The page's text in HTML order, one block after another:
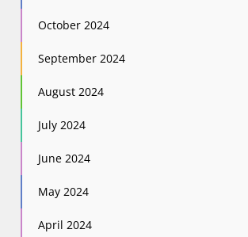
October 2024
September 2024
August 2024
July 2024
June 2024
May 2024
April 2024